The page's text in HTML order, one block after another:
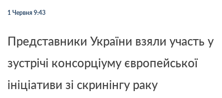
1 Червня 9:43
Представники України взяли участь у
зустрічі консорціуму європейської
ініціативи зі скринінгу раку